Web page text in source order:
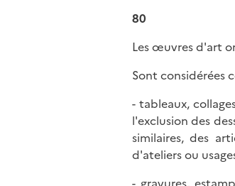
80
Les œuvres d'art
Sont considérées
- tableaux,
l'exclusion des
similaires, des
d'ateliers ou